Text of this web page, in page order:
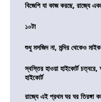
বিজেপি যা কাজ করছে, রাজ্যে
১০টা
শুধু মসজিদ না, মন্দির থেকেও
স্বস্তির হাওয়া হাইকোর্ট
হাইকোর্ট
রাজ্যে এই প্রথম ঘর ঘর তিরঙ্গা